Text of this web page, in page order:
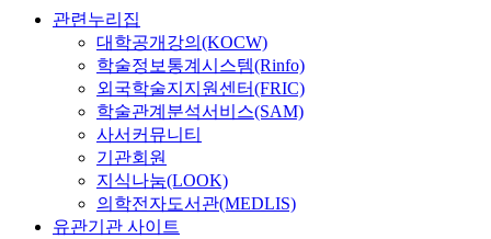
관련누리집
대학공개강의(KOCW)
학술정보통계시스템(Rinfo)
외국학술지지원센터(FRIC)
학술관계분석서비스(SAM)
사서커뮤니티
기관회원
지식나눔(LOOK)
의학전자도서관(MEDLIS)
유관기관 사이트